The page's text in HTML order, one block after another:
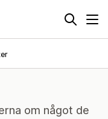
om något de